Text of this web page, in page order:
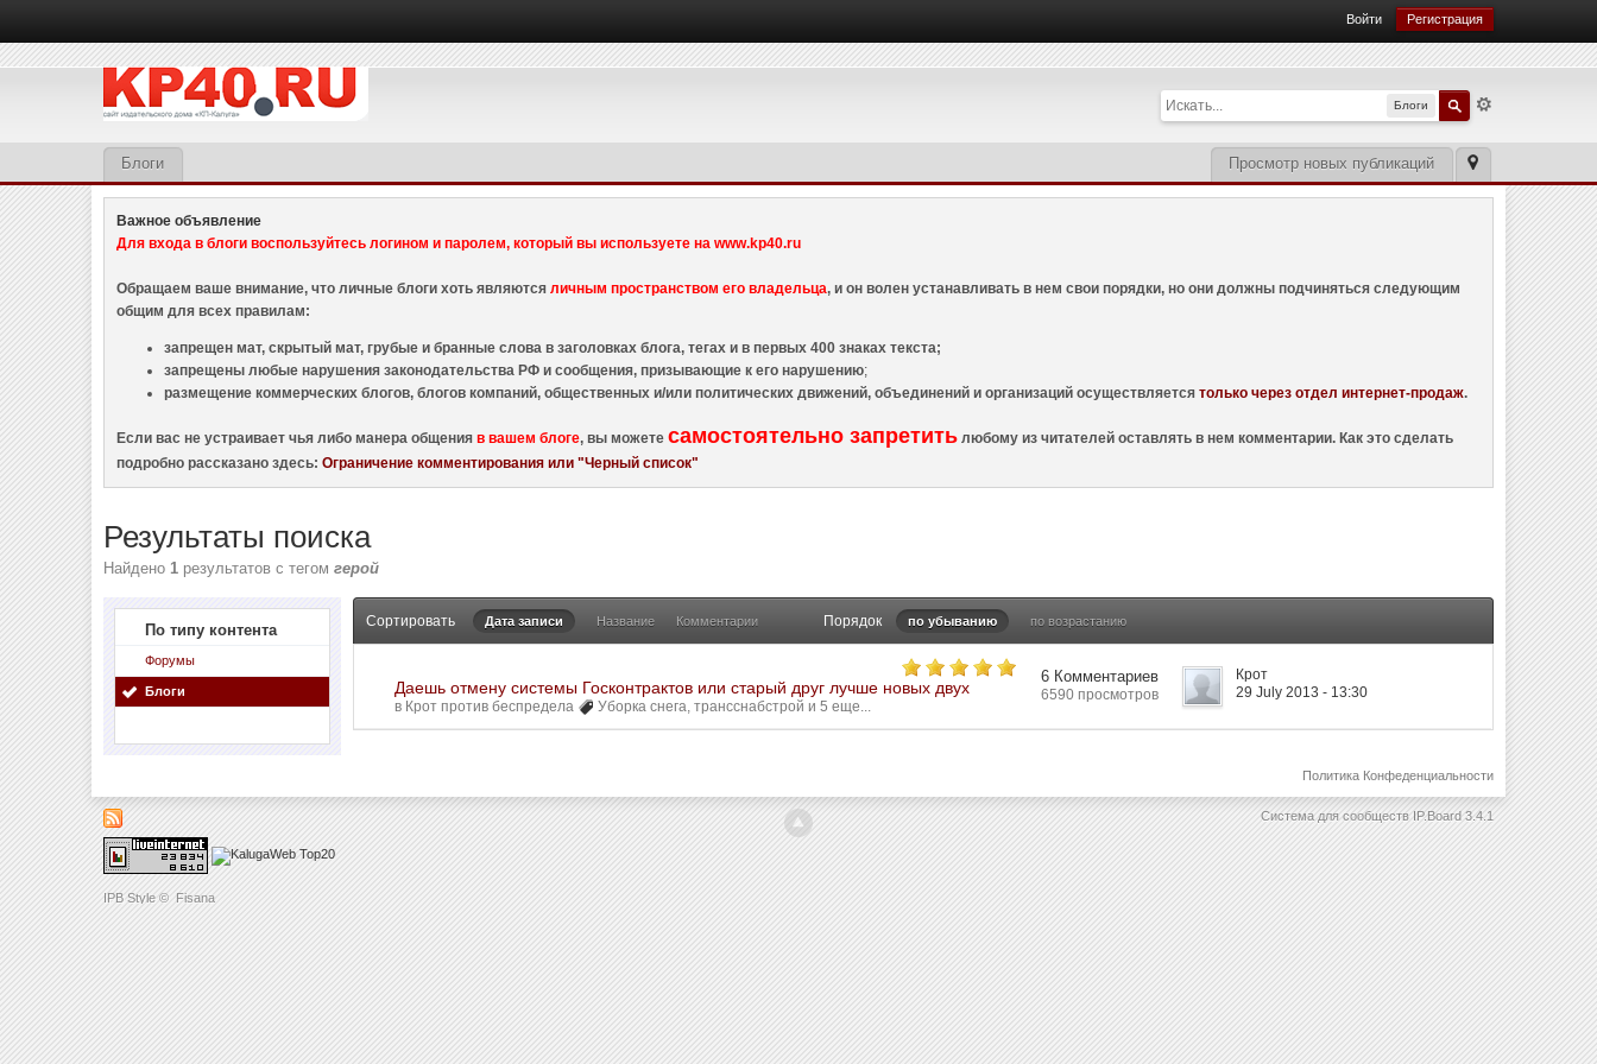
IPB Style © Fisana
Войти Регистрация
Блоги
Просмотр новых публикаций
Блоги
Важное объявление
Для входа в блоги воспользуйтесь логином и паролем, который вы используете на www.kp40.ru
Обращаем ваше внимание, что личные блоги хоть являютсяличным пространством его владельца, и он волен устанавливать в нем свои порядки, но они должны подчиняться следующим
общим для всех правилам:
запрещен мат, скрытый мат, грубые и бранные слова в заголовках блога, тегах и в первых 400 знаках текста;
запрещены любые нарушения законодательства РФ и сообщения, призывающие к его нарушению;
размещение коммерческих блогов, блогов компаний, общественных и/или политических движений, объединений и организаций осуществляетсятолько через отдел интернет-продаж.
Если вас не устраивает чья либо манера общенияв вашем блоге, вы можетесамостоятельно запретить любому из читателей оставлять в нем комментарии. Как это сделать
подробно рассказано здесь:Ограничение комментирования или "Черный список"
Результаты поиска
Найдено1 результатов с тегомгерой
По типу контента
Форумы
Блоги
Сортировать Дата записи Название Комментарии Порядок по убыванию по возрастанию
Даешь отмену системы Госконтрактов или старый друг лучше новых двух
в Крот против беспредела Уборка снега ,трансснабстрой и 5 еще...
6 Комментариев
6590 просмотров
Крот
29 July 2013 - 13:30
Политика Конфеденциальности
Система для сообществ IP.Board 3.4.1